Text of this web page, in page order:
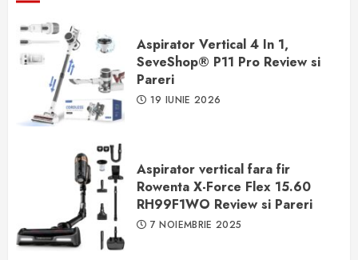
Aspirator Vertical 4 In 1,
SeveShop® P11 Pro Review si
Pareri
19 IUNIE 2026
Aspirator vertical fara fir
Rowenta X-Force Flex 15.60
RH99F1WO Review si Pareri
7 NOIEMBRIE 2025